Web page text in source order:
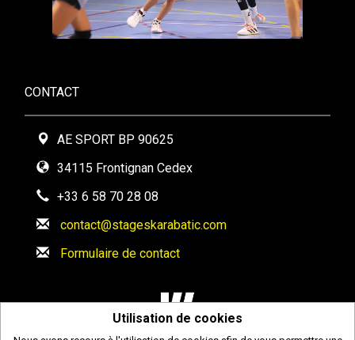
CONTACT
AE SPORT BP 90625
34115 Frontignan Cedex
+33 6 58 70 28 08
contact@stageskarabatic.com
Formulaire de contact
Utilisation de cookies